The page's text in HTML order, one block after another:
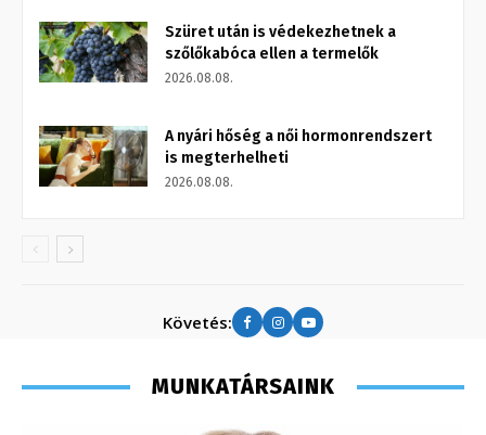
Szüret után is védekezhetnek a
szőlőkabóca ellen a termelők
2026.08.08.
A nyári hőség a női hormonrendszert
is megterhelheti
2026.08.08.
Követés:
MUNKATÁRSAINK